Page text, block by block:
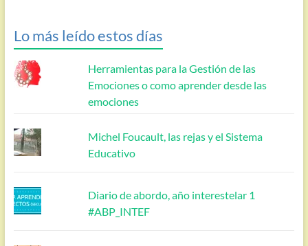
Lo más leído estos días
Herramientas para la Gestión de las
Emociones o como aprender desde las
emociones
Michel Foucault, las rejas y el Sistema
Educativo
Diario de abordo, año interestelar 1
#ABP_INTEF